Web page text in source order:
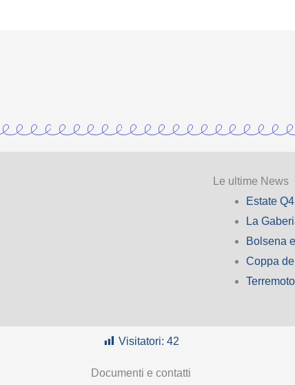
Le ultime News
Estate
La
Bolsena
Coppa
Visitatori: 42
Documenti e contatti